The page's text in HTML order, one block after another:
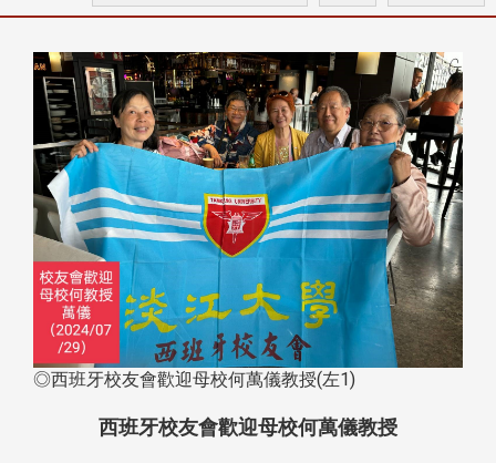
◎西班牙校友會歡迎母校何萬儀教授(左1)
西班牙校友會歡迎母校何萬儀教授